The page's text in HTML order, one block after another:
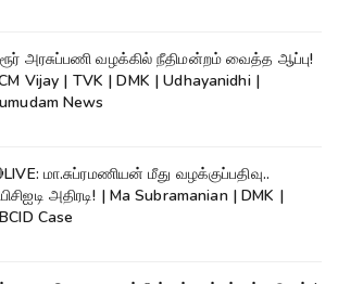
அரசுப்பணி வழக்கில் நீதிமன்றம் வைத்த ஆப்பு!
Vijay | TVK | DMK | Udhayanidhi |
News
மா.சுப்ரமணியன் மீது வழக்குப்பதிவு..
அதிரடி! | Ma Subramanian | DMK |
Case